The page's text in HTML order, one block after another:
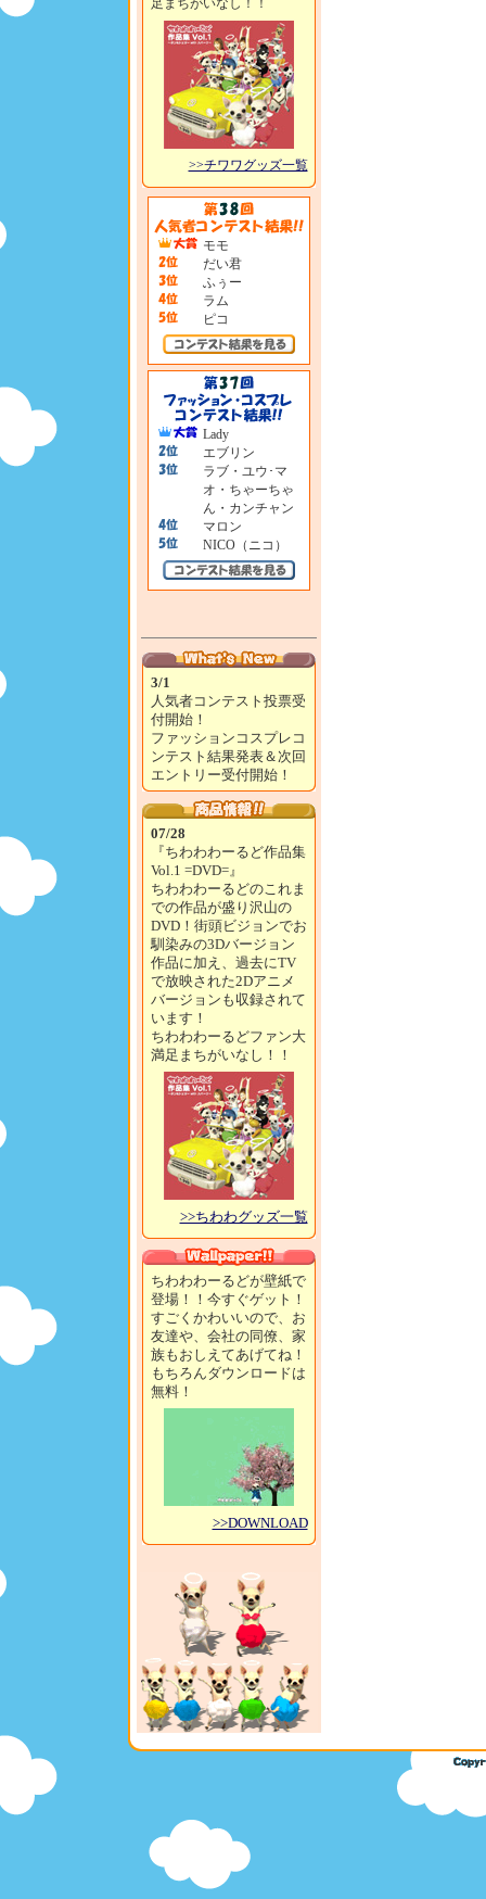
足まちがいなし！！
>>チワワグッズ一覧
モモ
だい君
ふぅー
ラム
ピコ
Lady
エブリン
ラブ・ユウ･マ
オ・ちゃーちゃ
ん・カンチャン
マロン
NICO（ニコ）
3/1
人気者コンテスト投票受
付開始！
ファッションコスプレコ
ンテスト結果発表＆次回
エントリー受付開始！
07/28
『ちわわわーるど作品集
Vol.1 =DVD=』
ちわわわーるどのこれま
での作品が盛り沢山の
DVD！街頭ビジョンでお
馴染みの3Dバージョン
作品に加え、過去にTV
で放映された2Dアニメ
バージョンも収録されて
います！
ちわわわーるどファン大
満足まちがいなし！！
>>ちわわグッズ一覧
ちわわわーるどが壁紙で
登場！！今すぐゲット！
すごくかわいいので、お
友達や、会社の同僚、家
族もおしえてあげてね！
もちろんダウンロードは
無料！
>>DOWNLOAD